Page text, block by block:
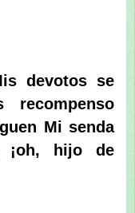
devotos se
Mi senda
¡oh, hijo de